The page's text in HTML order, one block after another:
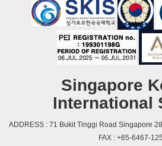
Singapore
International
ADDRESS : 71 Bukit Tinggi Road Singapore
FAX : +65-6467-